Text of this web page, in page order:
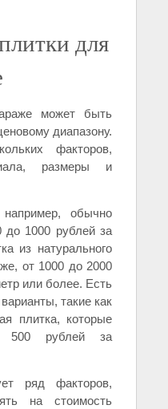
для
может быть
диапазону.
факторов,
размеры и
например, обычно
до 1000 рублей за
из натурального
от 1000 до 2000
или более. Есть
такие как
плитка, которые
500 рублей за
ряд факторов,
на стоимость